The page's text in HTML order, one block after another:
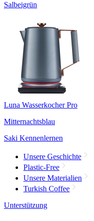
Salbeigrün
Luna Wasserkocher Pro
Mitternachtsblau
Saki Kennenlernen
Unsere Geschichte
Plastic-Free
Unsere Materialien
Turkish Coffee
Unterstützung